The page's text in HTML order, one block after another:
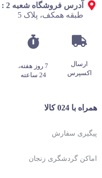
آدرس فروشگاه شعبه 2 :
طبقه همکف، پلاک 5
ارسال
اکسپرس
7 روز هفته،
24 ساعته
همراه با 024 کالا
پیگیری سفارش
اماکن گردشگری زنجان